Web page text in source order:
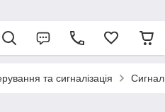
та сигналізація